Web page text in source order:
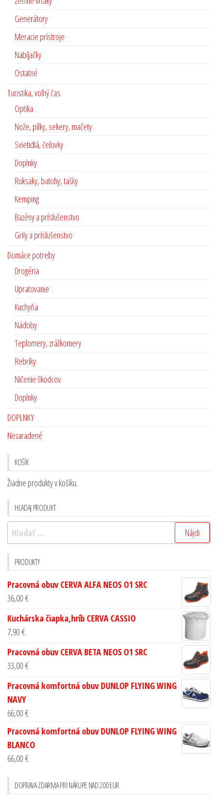
Generátory
Meracie prístroje
Nabíjačky
Ostatné
Turistika, voľný čas
Optika
Nože, pílky, sekery, mačety
Svietidlá, čelovky
Doplnky
Ruksaky, batohy, tašky
Kemping
Bazény a príslušenstvo
Grily a príslušenstvo
Domáce potreby
Drogéria
Upratovanie
Kuchyňa
Nádoby
Teplomery, zrážkomery
Rebríky
Ničenie škodcov
Doplnky
DOPLNKY
Nezaradené
KOŠÍK
Žiadne produkty v košíku.
HĽADAJ PRODUKT
PRODUKTY
Pracovná obuv CERVA ALFA NEOS O1 SRC
36,00 €
Kuchárska čiapka,hríb CERVA CASSIO
7,90 €
Pracovná obuv CERVA BETA NEOS O1 SRC
33,00 €
Pracovná komfortná obuv DUNLOP FLYING WING
NAVY
66,00 €
Pracovná komfortná obuv DUNLOP FLYING WING
BLANCO
66,00 €
DOPRAVA ZDARMA PRI NÁKUPE NAD 200 EUR